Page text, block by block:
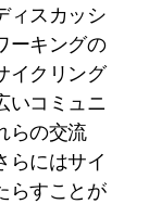
ィスカッシ
ーキングの
イクリング
いコミュニ
らの交流
らにはサイ
らすことが